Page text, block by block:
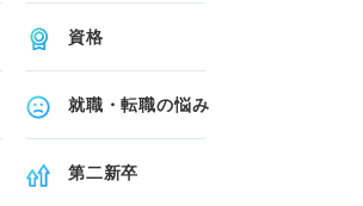
資格
就職・転職の悩み
第二新卒